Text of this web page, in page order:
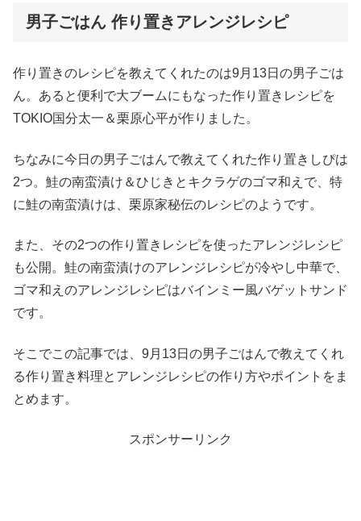
男子ごはん 作り置きアレンジレシピ
作り置きのレシピを教えてくれたのは9月13日の男子ごは
ん。あると便利で大ブームにもなった作り置きレシピを
TOKIO国分太一＆栗原心平が作りました。
ちなみに今日の男子ごはんで教えてくれた作り置きしぴは
2つ。鮭の南蛮漬け＆ひじきとキクラゲのゴマ和えで、特
に鮭の南蛮漬けは、栗原家秘伝のレシピのようです。
また、その2つの作り置きレシピを使ったアレンジレシピ
も公開。鮭の南蛮漬けのアレンジレシピが冷やし中華で、
ゴマ和えのアレンジレシピはバインミー風バゲットサンド
です。
そこでこの記事では、9月13日の男子ごはんで教えてくれ
る作り置き料理とアレンジレシピの作り方やポイントをま
とめます。
スポンサーリンク